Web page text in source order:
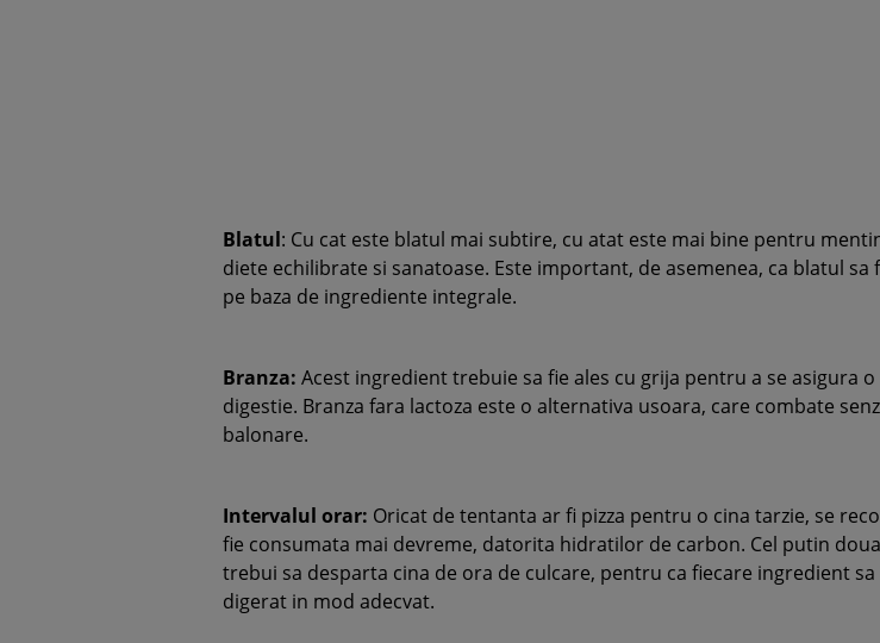
Blatul: Cu cat este blatul mai subtire, cu atat este mai bine pentru
diete echilibrate si sanatoase. Este important, de asemenea, ca blatul sa
pe baza de ingrediente integrale.
Branza: Acest ingredient trebuie sa fie ales cu grija pentru a se asigura
digestie. Branza fara lactoza este o alternativa usoara, care combate
balonare.
Intervalul orar: Oricat de tentanta ar fi pizza pentru o cina tarzie, se
fie consumata mai devreme, datorita hidratilor de carbon. Cel putin
trebui sa desparta cina de ora de culcare, pentru ca fiecare ingredient
digerat in mod adecvat.